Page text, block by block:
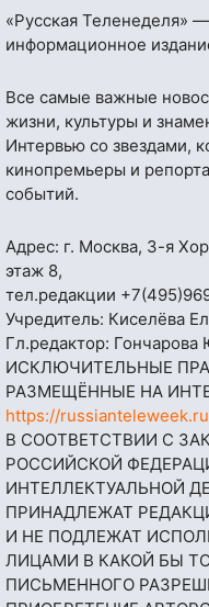
«Русская Теленеделя»
информационное
Все самые важные
жизни, культуры и
Интервью со звездами,
кинопремьеры и
событий.
Адрес: г. Москва, 3-я
этаж 8,
тел.редакции
Учредитель: Киселёва
Гл.редактор:
ИСКЛЮЧИТЕЛЬНЫЕ
РАЗМЕЩЁННЫЕ НА
https://russianteleweek.ru
В СООТВЕТСТВИИ С
РОССИЙСКОЙ
ИНТЕЛЛЕКТУАЛЬНОЙ
ПРИНАДЛЕЖАТ
И НЕ ПОДЛЕЖАТ
ЛИЦАМИ В КАКОЙ БЫ
ПИСЬМЕННОГО